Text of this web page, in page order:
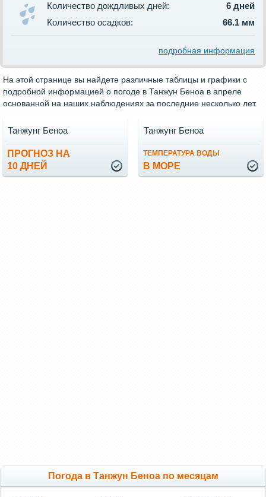
Количество дождливых дней:
6 дней
Количество осадков:
66.1 мм
подробная информация
На этой странице вы найдете различные таблицы и графики с
подробной информацией о погоде в Танжун Беноа в апреле
основанной на наших наблюдениях за последние несколько лет.
ПРОГНОЗ НА
10 ДНЕЙ
Танжунг Беноа
ТЕМПЕРАТУРА ВОДЫ
В МОРЕ
Танжунг Беноа
Погода в Танжун Беноа по месяцам